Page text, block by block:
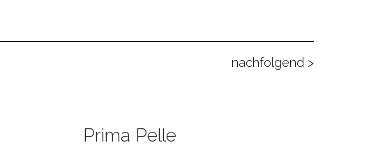
nachfolgend >
Prima Pelle